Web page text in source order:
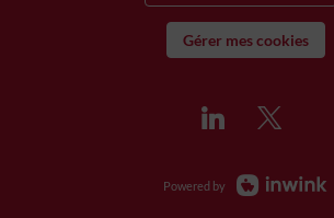
Gérer mes cookies
Powered by